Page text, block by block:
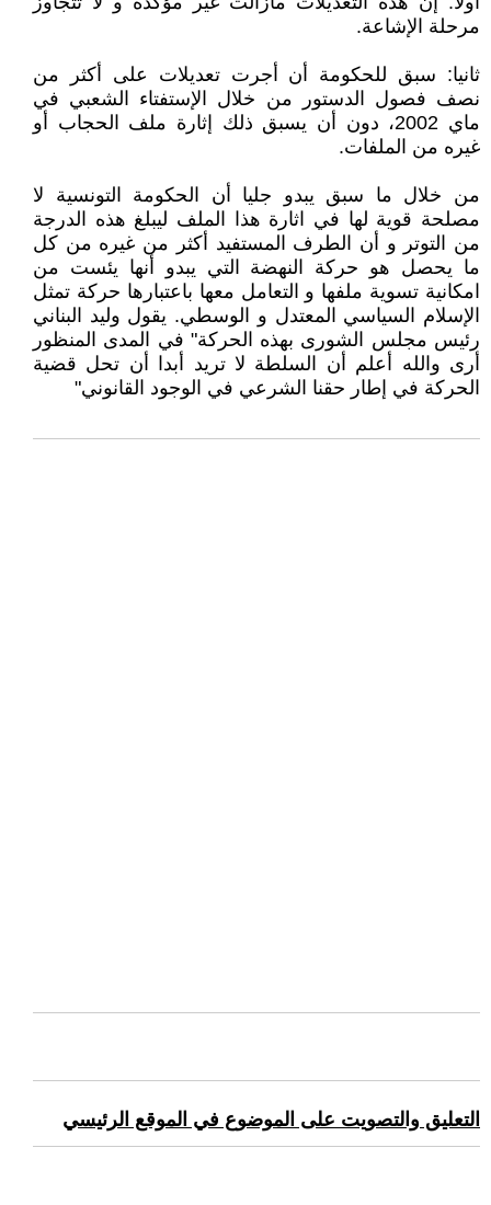
مرحلة الإشاعة.
ثانيا: سبق للحكومة أن أجرت تعديلات على أكثر من
نصف فصول الدستور من خلال الإستفتاء الشعبي في
ماي 2002، دون أن يسبق ذلك إثارة ملف الحجاب أو
غيره من الملفات.
من خلال ما سبق يبدو جليا أن الحكومة التونسية لا
مصلحة قوية لها في اثارة هذا الملف ليبلغ هذه الدرجة
من التوتر و أن الطرف المستفيد أكثر من غيره من كل
ما يحصل هو حركة النهضة التي يبدو أنها يئست من
امكانية تسوية ملفها و التعامل معها باعتبارها حركة تمثل
الإسلام السياسي المعتدل و الوسطي. يقول وليد البناني
رئيس مجلس الشورى بهذه الحركة" في المدى المنظور
أرى والله أعلم أن السلطة لا تريد أبدا أن تحل قضية
الحركة في إطار حقنا الشرعي في الوجود القانوني"
التعليق والتصويت على الموضوع في الموقع الرئيسي